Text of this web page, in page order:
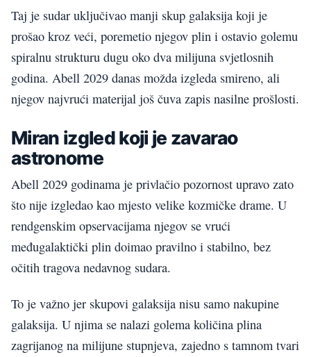
Taj je sudar uključivao manji skup galaksija koji je
prošao kroz veći, poremetio njegov plin i ostavio golemu
spiralnu strukturu dugu oko dva milijuna svjetlosnih
godina. Abell 2029 danas možda izgleda smireno, ali
njegov najvrući materijal još čuva zapis nasilne prošlosti.
Miran izgled koji je zavarao
astronome
Abell 2029 godinama je privlačio pozornost upravo zato
što nije izgledao kao mjesto velike kozmičke drame. U
rendgenskim opservacijama njegov se vrući
međugalaktički plin doimao pravilno i stabilno, bez
očitih tragova nedavnog sudara.
To je važno jer skupovi galaksija nisu samo nakupine
galaksija. U njima se nalazi golema količina plina
zagrijanog na milijune stupnjeva, zajedno s tamnom tvari